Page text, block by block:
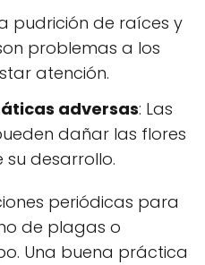
pudrición de raíces y
problemas a los
atención.
adversas: Las
dañar las flores
desarrollo.
periódicas para
de plagas o
Una buena práctica